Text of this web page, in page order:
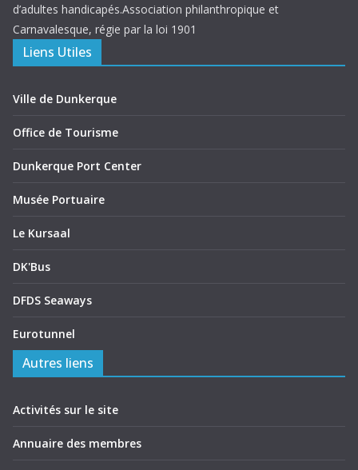
d’adultes handicapés.Association philanthropique et
Carnavalesque, régie par la loi 1901
Liens Utiles
Ville de Dunkerque
Office de Tourisme
Dunkerque Port Center
Musée Portuaire
Le Kursaal
DK'Bus
DFDS Seaways
Eurotunnel
Autres liens
Activités sur le site
Annuaire des membres